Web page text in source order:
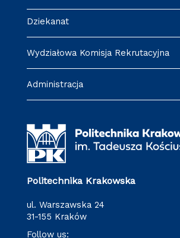
Dziekanat
Wydziałowa Komisja Rekrutacyjna
Administracja
Politechnika Krakowska
ul. Warszawska 24
31-155 Kraków
Follow us: